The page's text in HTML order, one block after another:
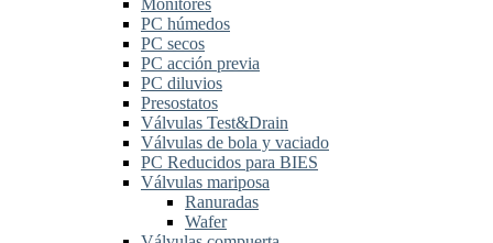
Monitores
PC húmedos
PC secos
PC acción previa
PC diluvios
Presostatos
Válvulas Test&Drain
Válvulas de bola y vaciado
PC Reducidos para BIES
Válvulas mariposa
Ranuradas
Wafer